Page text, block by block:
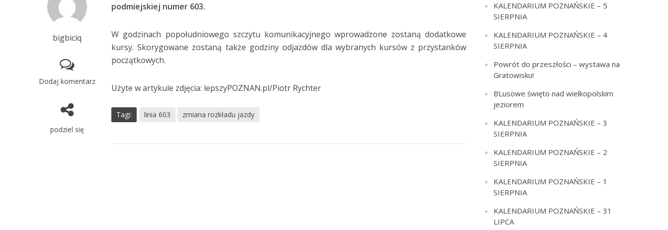
bigbiciq
Dodaj komentarz
podziel się
podmiejskiej numer 603.
W godzinach popołudniowego szczytu komunikacyjnego wprowadzone zostaną dodatkowe
kursy. Skorygowane zostaną także godziny odjazdów dla wybranych kursów z przystanków
początkowych.
Użyte w artykule zdjęcia: lepszyPOZNAN.pl/Piotr Rychter
Tagi: linia 603 zmiana rozkładu jazdy
KALENDARIUM POZNAŃSKIE – 5
SIERPNIA
KALENDARIUM POZNAŃSKIE – 4
SIERPNIA
Powrót do przeszłości – wystawa na
Gratowisku!
BLusowe święto nad wielkopolskim
jeziorem
KALENDARIUM POZNAŃSKIE – 3
SIERPNIA
KALENDARIUM POZNAŃSKIE – 2
SIERPNIA
KALENDARIUM POZNAŃSKIE – 1
SIERPNIA
KALENDARIUM POZNAŃSKIE – 31
LIPCA